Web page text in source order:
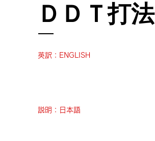
ＤＤＴ打法
英訳：ENGLISH
説明：日本語